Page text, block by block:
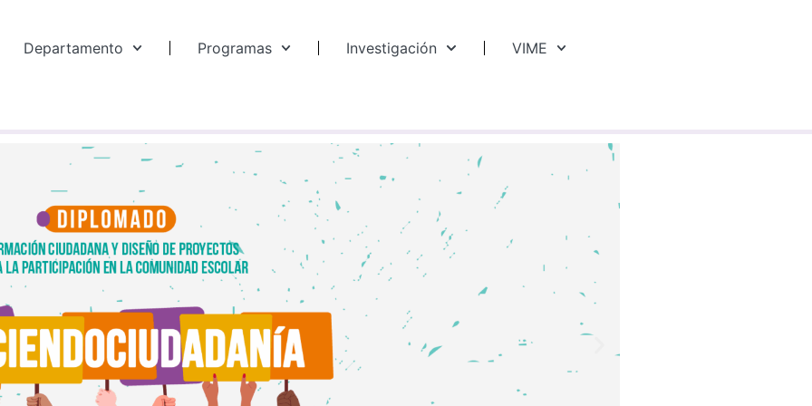
Departamento Programas Investigación VIME